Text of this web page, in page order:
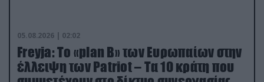
05.08.2026 | 02:02
Freyja: Το «plan Β» των Ευρωπαίων στην
έλλειψη των Patriot – Τα 10 κράτη που